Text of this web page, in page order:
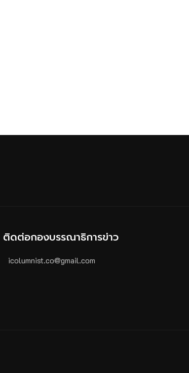
ติดต่อกองบรรณาธิการข่าว
icolumnist.co@gmail.com